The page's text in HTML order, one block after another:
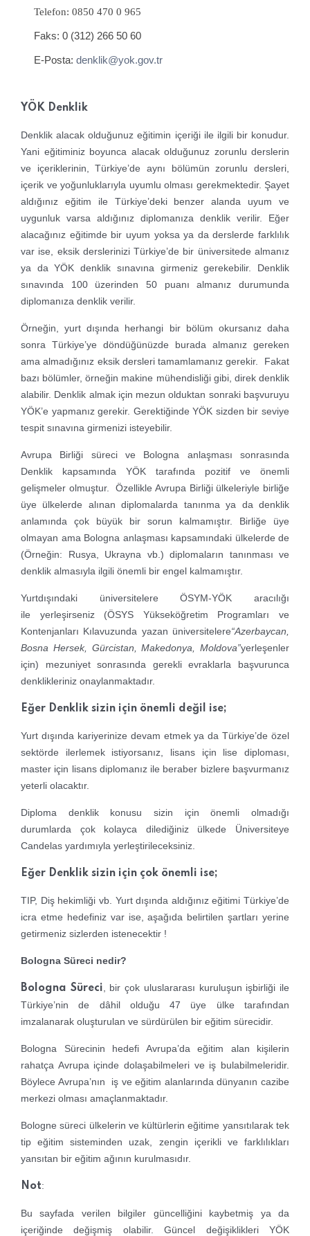
Telefon: 0850 470 0 965
Faks: 0 (312) 266 50 60
E-Posta: denklik@yok.gov.tr
YÖK Denklik
Denklik alacak olduğunuz eğitimin içeriği ile ilgili bir konudur.
Yani eğitiminiz boyunca alacak olduğunuz zorunlu derslerin
ve içeriklerinin, Türkiye’de aynı bölümün zorunlu dersleri,
içerik ve yoğunluklarıyla uyumlu olması gerekmektedir. Şayet
aldığınız eğitim ile Türkiye’deki benzer alanda uyum ve
uygunluk varsa aldığınız diplomanıza denklik verilir. Eğer
alacağınız eğitimde bir uyum yoksa ya da derslerde farklılık
var ise, eksik derslerinizi Türkiye’de bir üniversitede almanız
ya da YÖK denklik sınavına girmeniz gerekebilir. Denklik
sınavında 100 üzerinden 50 puanı almanız durumunda
diplomanıza denklik verilir.
Örneğin, yurt dışında herhangi bir bölüm okursanız daha
sonra Türkiye’ye döndüğünüzde burada almanız gereken
ama almadığınız eksik dersleri tamamlamanız gerekir. Fakat
bazı bölümler, örneğin makine mühendisliği gibi, direk denklik
alabilir. Denklik almak için mezun olduktan sonraki başvuruyu
YÖK’e yapmanız gerekir. Gerektiğinde YÖK sizden bir seviye
tespit sınavına girmenizi isteyebilir.
Avrupa Birliği süreci ve Bologna anlaşması sonrasında
Denklik kapsamında YÖK tarafında pozitif ve önemli
gelişmeler olmuştur. Özellikle Avrupa Birliği ülkeleriyle birliğe
üye ülkelerde alınan diplomalarda tanınma ya da denklik
anlamında çok büyük bir sorun kalmamıştır. Birliğe üye
olmayan ama Bologna anlaşması kapsamındaki ülkelerde de
(Örneğin: Rusya, Ukrayna vb.) diplomaların tanınması ve
denklik almasıyla ilgili önemli bir engel kalmamıştır.
Yurtdışındaki üniversitelere ÖSYM-YÖK aracılığı
ile yerleşirseniz (ÖSYS Yükseköğretim Programları ve
Kontenjanları Kılavuzunda yazan üniversitelere“Azerbaycan,
Bosna Hersek, Gürcistan, Makedonya, Moldova”yerleşenler
için) mezuniyet sonrasında gerekli evraklarla başvurunca
denklikleriniz onaylanmaktadır.
Eğer Denklik sizin için önemli değil ise;
Yurt dışında kariyerinize devam etmek ya da Türkiye’de özel
sektörde ilerlemek istiyorsanız, lisans için lise diploması,
master için lisans diplomanız ile beraber bizlere başvurmanız
yeterli olacaktır.
Diploma denklik konusu sizin için önemli olmadığı
durumlarda çok kolayca dilediğiniz ülkede Üniversiteye
Candelas yardımıyla yerleştirileceksiniz.
Eğer Denklik sizin için çok önemli ise;
TIP, Diş hekimliği vb. Yurt dışında aldığınız eğitimi Türkiye’de
icra etme hedefiniz var ise, aşağıda belirtilen şartları yerine
getirmeniz sizlerden istenecektir !
Bologna Süreci nedir?
Bologna Süreci, bir çok uluslararası kuruluşun işbirliği ile
Türkiye’nin de dâhil olduğu 47 üye ülke tarafından
imzalanarak oluşturulan ve sürdürülen bir eğitim sürecidir.
Bologna Sürecinin hedefi Avrupa’da eğitim alan kişilerin
rahatça Avrupa içinde dolaşabilmeleri ve iş bulabilmeleridir.
Böylece Avrupa’nın iş ve eğitim alanlarında dünyanın cazibe
merkezi olması amaçlanmaktadır.
Bologne süreci ülkelerin ve kültürlerin eğitime yansıtılarak tek
tip eğitim sisteminden uzak, zengin içerikli ve farklılıkları
yansıtan bir eğitim ağının kurulmasıdır.
Not:
Bu sayfada verilen bilgiler güncelliğini kaybetmiş ya da
içeriğindedeğişmiş olabilir. Güncel değişiklikleri YÖK